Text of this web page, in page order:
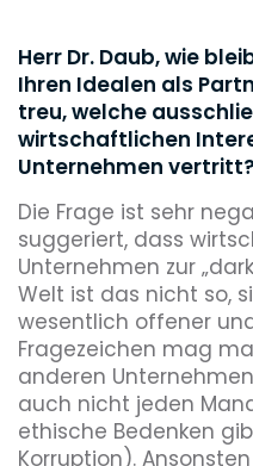
Herr Dr. Daub, wie
Ihren Idealen als
treu, welche
wirtschaftlichen
Unternehmen vertritt?
Die Frage ist sehr
suggeriert, dass
Unternehmen zur
Welt ist das nicht so,
wesentlich offener
Fragezeichen mag
anderen
auch nicht jeden
ethische Bedenken
Korruption).